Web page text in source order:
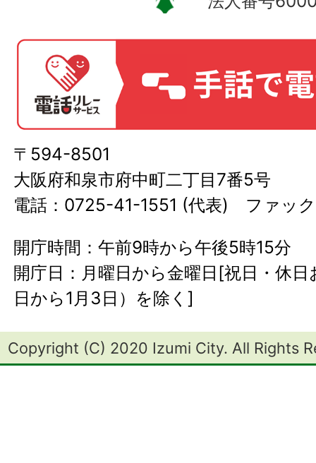
〒594-8501
大阪府和泉市府中町二丁目7番5号
電話：0725-41-1551 (代表) ファッ
開庁時間：午前9時から午後5時15分
開庁日：月曜日から金曜日[祝日・休
日から1月3日）を除く]
Copyright (C) 2020 Izumi City. All Rights